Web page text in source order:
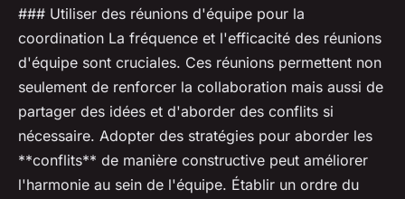
### Utiliser des réunions d'équipe pour la
coordination La fréquence et l'efficacité des réunions
d'équipe sont cruciales. Ces réunions permettent non
seulement de renforcer la collaboration mais aussi de
partager des idées et d'aborder des conflits si
nécessaire. Adopter des stratégies pour aborder les
**conflits** de manière constructive peut améliorer
l'harmonie au sein de l'équipe. Établir un ordre du